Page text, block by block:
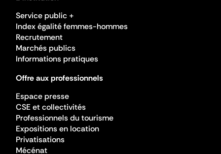
Service public +
Index égalité femmes-hommes
Recrutement
Marchés publics
Informations pratiques
Offre aux professionnels
Espace presse
CSE et collectivités
Professionnels du tourisme
Expositions en location
Privatisations
Mécénat